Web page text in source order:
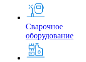
Сварочное
оборудование